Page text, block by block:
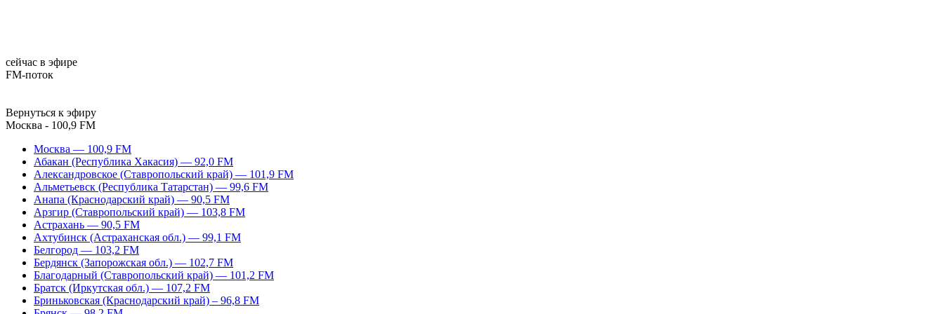
сейчас в эфире
FM-поток
Вернуться к эфиру
Москва - 100,9 FM
Москва — 100,9 FM
Абакан (Республика Хакасия) — 92,0 FM
Александровское (Ставропольский край) — 101,9 FM
Альметьевск (Республика Татарстан) — 99,6 FM
Анапа (Краснодарский край) — 90,5 FM
Арзгир (Ставропольский край) — 103,8 FM
Астрахань — 90,5 FM
Ахтубинск (Астраханская обл.) — 99,1 FM
Белгород — 103,2 FM
Бердянск (Запорожская обл.) — 102,7 FM
Благодарный (Ставропольский край) — 101,2 FM
Братск (Иркутская обл.) — 107,2 FM
Бриньковская (Краснодарский край) – 96,8 FM